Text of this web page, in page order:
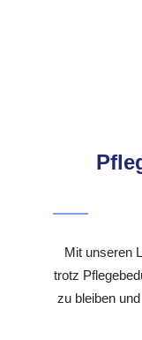
Mit unseren
trotz
zu bleiben